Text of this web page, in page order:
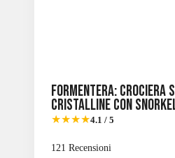
Formentera: Crociera
cristalline con
★★★★4.1 / 5
121 Recensioni